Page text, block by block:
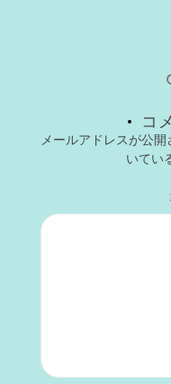
コ
メールアドレスが公開
いてい